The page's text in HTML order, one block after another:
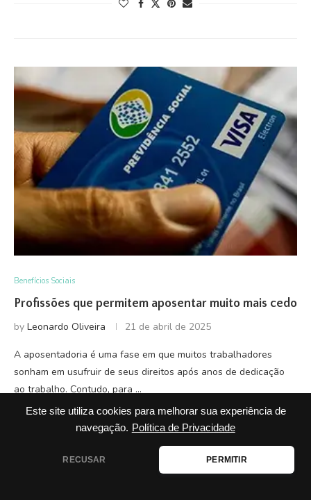
Este site utiliza cookies para melhorar sua experiência de
navegação. Política de Privacidade
RECUSAR PERMITIR
Benefícios Sociais
Profissões que permitem aposentar muito mais cedo
by Leonardo Oliveira 21 de abril de 2025
A aposentadoria é uma fase em que muitos trabalhadores
sonham em usufruir de seus direitos após anos de dedicação
ao trabalho. Contudo, para …